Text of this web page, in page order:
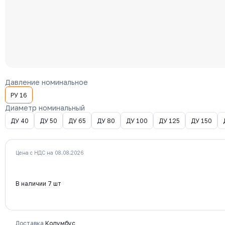
Давление номинальное
РУ 16
Диаметр номинальный
ДУ 40 ДУ 50 ДУ 65 ДУ 80 ДУ 100 ДУ 125 ДУ 150
Цена с НДС на 08.08.2026
В наличии 7 шт
Доставка Колумбус